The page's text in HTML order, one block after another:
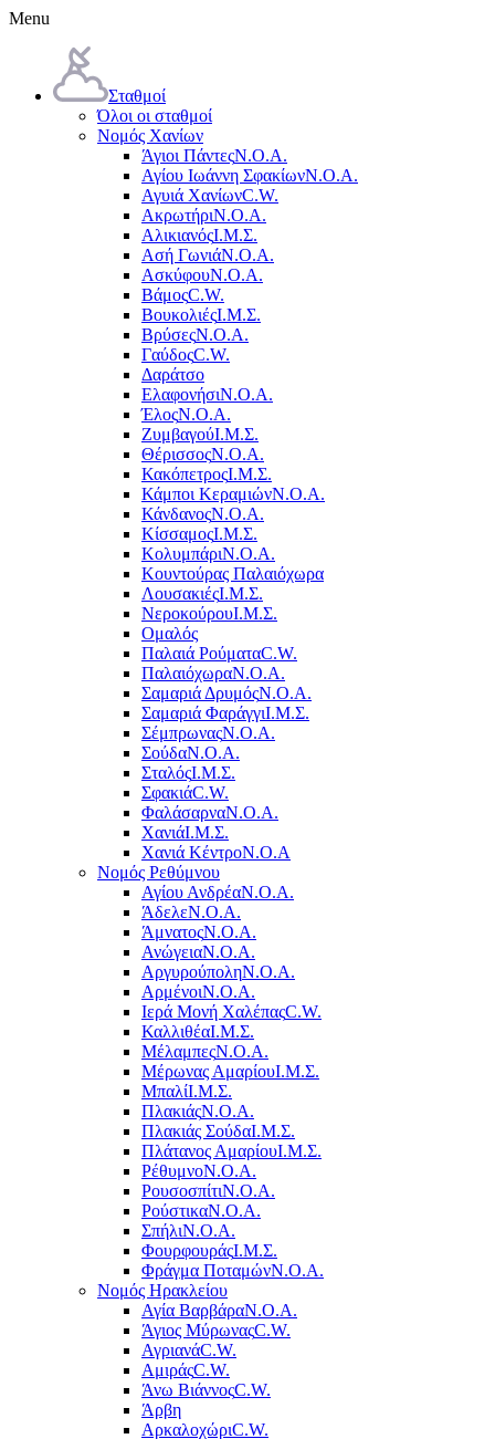
Menu
Σταθμοί
Όλοι οι σταθμοί
Νομός Χανίων
Άγιοι ΠάντεςΝ.Ο.Α.
Αγίου Ιωάννη ΣφακίωνΝ.Ο.Α.
Αγυιά ΧανίωνC.W.
ΑκρωτήριΝ.Ο.Α.
ΑλικιανόςΙ.Μ.Σ.
Ασή ΓωνιάΝ.Ο.Α.
ΑσκύφουΝ.Ο.Α.
ΒάμοςC.W.
ΒουκολιέςΙ.Μ.Σ.
ΒρύσεςΝ.Ο.Α.
ΓαύδοςC.W.
Δαράτσο
ΕλαφονήσιΝ.Ο.Α.
ΈλοςΝ.Ο.Α.
ΖυμβαγούΙ.Μ.Σ.
ΘέρισσοςΝ.Ο.Α.
ΚακόπετροςΙ.Μ.Σ.
Κάμποι ΚεραμιώνΝ.Ο.Α.
ΚάνδανοςΝ.Ο.Α.
ΚίσσαμοςΙ.Μ.Σ.
ΚολυμπάριΝ.Ο.Α.
Κουντούρας Παλαιόχωρα
ΛουσακιέςΙ.Μ.Σ.
ΝεροκούρουΙ.Μ.Σ.
Ομαλός
Παλαιά ΡούματαC.W.
ΠαλαιόχωραΝ.Ο.Α.
Σαμαριά ΔρυμόςΝ.Ο.Α.
Σαμαριά ΦαράγγιΙ.Μ.Σ.
ΣέμπρωναςΝ.Ο.Α.
ΣούδαΝ.Ο.Α.
ΣταλόςΙ.Μ.Σ.
ΣφακιάC.W.
ΦαλάσαρναΝ.Ο.Α.
ΧανιάΙ.Μ.Σ.
Χανιά ΚέντροN.O.A
Νομός Ρεθύμνου
Αγίου ΑνδρέαΝ.Ο.Α.
ΆδελεΝ.Ο.Α.
ΆμνατοςΝ.Ο.Α.
ΑνώγειαΝ.Ο.Α.
ΑργυρούποληΝ.Ο.Α.
ΑρμένοιΝ.Ο.Α.
Ιερά Μονή ΧαλέπαςC.W.
ΚαλλιθέαΙ.Μ.Σ.
ΜέλαμπεςΝ.Ο.Α.
Μέρωνας ΑμαρίουΙ.Μ.Σ.
ΜπαλίΙ.Μ.Σ.
ΠλακιάςΝ.Ο.Α.
Πλακιάς ΣούδαΙ.Μ.Σ.
Πλάτανος ΑμαρίουΙ.Μ.Σ.
ΡέθυμνοΝ.Ο.Α.
ΡουσοσπίτιΝ.Ο.Α.
ΡούστικαΝ.Ο.Α.
ΣπήλιΝ.Ο.Α.
ΦουρφουράςΙ.Μ.Σ.
Φράγμα ΠοταμώνΝ.Ο.Α.
Νομός Ηρακλείου
Αγία ΒαρβάραΝ.Ο.Α.
Άγιος ΜύρωναςC.W.
ΑγριανάC.W.
ΑμιράςC.W.
Άνω ΒιάννοςC.W.
Άρβη
ΑρκαλοχώριC.W.